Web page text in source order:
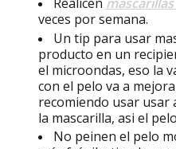
veces por semana.
Un tip para usar
producto en un
el microondas, eso la
con el pelo va a
recomiendo usar usar
la mascarilla, asi el
No peinen el pelo